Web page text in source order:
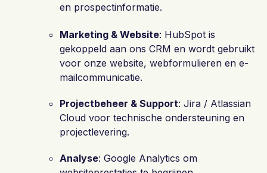
en prospectinformatie.
Marketing & Website: HubSpot is
gekoppeld aan ons CRM en wordt gebruikt
voor onze website, webformulieren en e-
mailcommunicatie.
Projectbeheer & Support: Jira / Atlassian
Cloud voor technische ondersteuning en
projectlevering.
Analyse: Google Analytics om